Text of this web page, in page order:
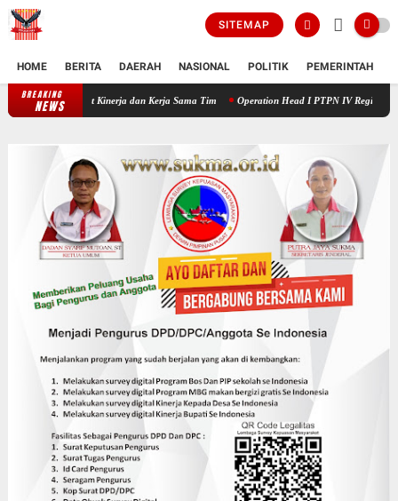
SITEMAP
HOME BERITA DAERAH NASIONAL POLITIK PEMERINTAH
BREAKING
NEWS _Culture Booster 2_* PTPN IV Regional V Perkuat Mindset Kinerja dan